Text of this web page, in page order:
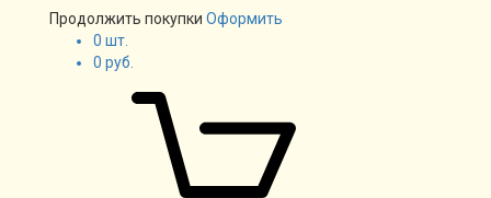
Продолжить покупки Оформить
0 шт.
0 руб.